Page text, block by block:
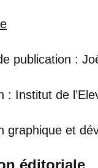
publication :
: Institut de
graphique et
éditoriale